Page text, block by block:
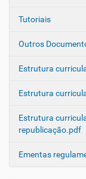
Tutoriais
Outros
Estrutura
Estrutura
Estrutura
republicação.pdf
Ementas